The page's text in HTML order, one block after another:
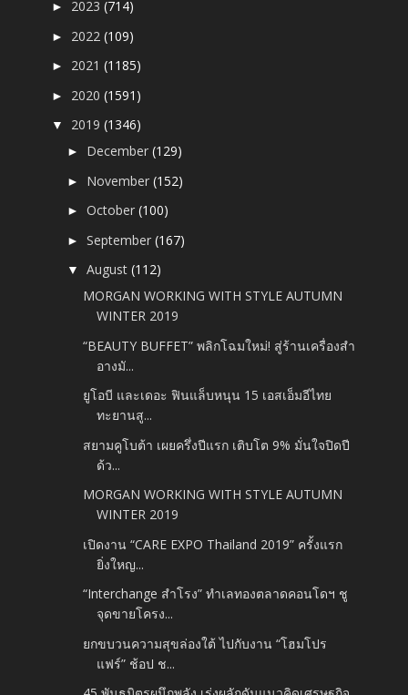
► 2023(714)
► 2022(109)
► 2021(1185)
► 2020(1591)
▼ 2019(1346)
► December(129)
► November(152)
►October(100)
►September(167)
▼August(112)
MORGAN WORKING WITH STYLE AUTUMN
WINTER 2019
“BEAUTY BUFFET” พลิกโฉมใหม่! สู่ร้านเครื่องสำ
อางมั...
ยูโอบี และเดอะ ฟินแล็บหนุน 15 เอสเอ็มอีไทย
ทะยานสู...
สยามคูโบต้า เผยครึ่งปีแรก เติบโต 9% มั่นใจปิดปี
ด้ว...
MORGAN WORKING WITH STYLE AUTUMN
WINTER 2019
เปิดงาน “CARE EXPO Thailand 2019” ครั้งแรก
ยิ่งใหญ...
“Interchange สำโรง” ทำเลทองตลาดคอนโดฯ ชู
จุดขายโครง...
ยกขบวนความสุขล่องใต้ ไปกับงาน “โฮมโปร
แฟร์” ช้อป ช...